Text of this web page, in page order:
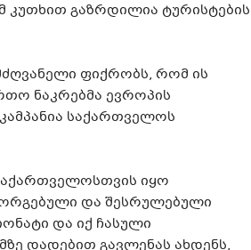
კუთხით გაზრდილია ტურისტების
ფიქრობს, რომ ის
ნაკრებმა ევროპის
საქართველოს
იყო
და შესრულებული
და იქ ჩასული
დადებით გავლენას ახდენს,